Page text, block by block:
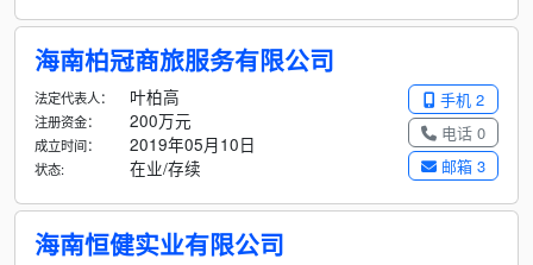
海南柏冠商旅服务有限公司
手机 2
电话 0
邮箱 3
法定代表人： 叶柏高
注册资金： 200万元
成立时间： 2019年05月10日
状态: 在业/存续
海南恒健实业有限公司